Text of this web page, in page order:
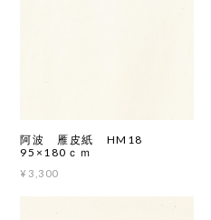
阿波 雁皮紙 HM18
95×180ｃｍ
¥3,300